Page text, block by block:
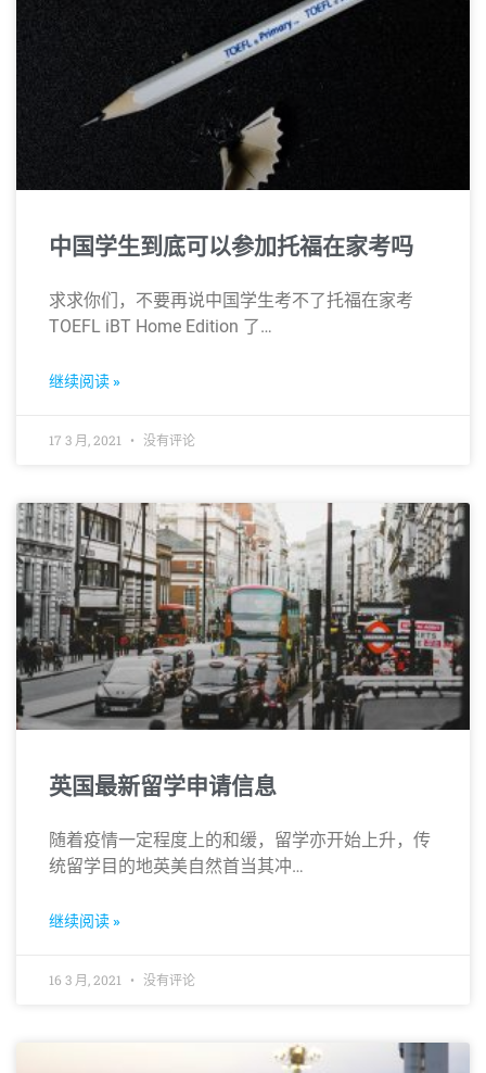
中国学生到底可以参加托福在家考吗
求求你们，不要再说中国学生考不了托福在家考
TOEFL iBT Home Edition 了…
继续阅读 »
17 3 月, 2021 没有评论
英国最新留学申请信息
随着疫情一定程度上的和缓，留学亦开始上升，传
统留学目的地英美自然首当其冲…
继续阅读 »
16 3 月, 2021 没有评论